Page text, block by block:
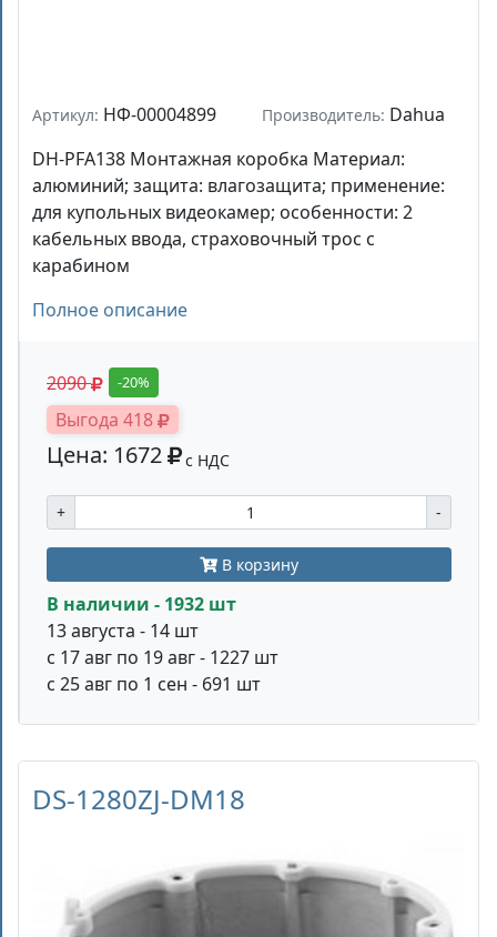
Артикул: НФ-00004899 Производитель: Dahua
DH-PFA138 Монтажная коробка Материал:
алюминий; защита: влагозащита; применение:
для купольных видеокамер; особенности: 2
кабельных ввода, страховочный трос с
карабином
Полное описание
2090 -20%
Выгода 418
Цена: 1672 с НДС
+ -
В корзину
В наличии - 1932 шт
13 августа - 14 шт
с 17 авг по 19 авг - 1227 шт
с 25 авг по 1 сен - 691 шт
DS-1280ZJ-DM18